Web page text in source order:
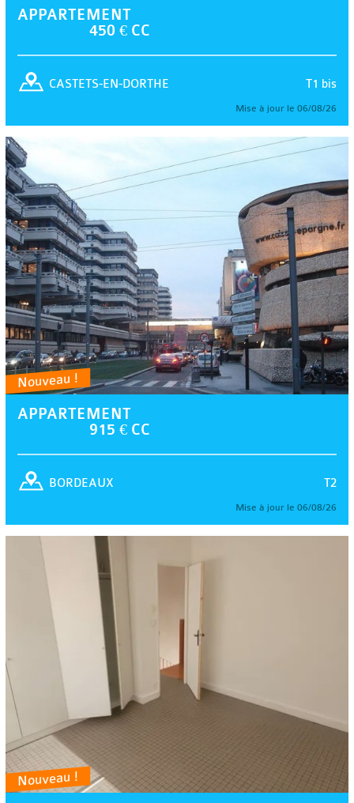
APPARTEMENT
450 € CC
T1 bis
CASTETS-EN-DORTHE
Mise à jour le 06/08/26
Nouveau !
APPARTEMENT
915 € CC
T2
BORDEAUX
Mise à jour le 06/08/26
Nouveau !